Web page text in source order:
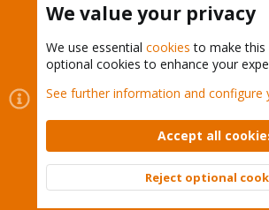
Sep 7, 2024
CoolTux said:
# NAT the VPN client traffic to the internet.
addrwess mask according to you info of wg0
"ip" command $IPTABLES -t nat -A
192.168.200.0/24 -o ens6 -j MASQUERADE
Letzte Frage vor dem Test. Mit meiner
We value your privacy
We use essential cookies to make this
optional cookies to enhance your
See further information and configure
Accept all
Reject optional